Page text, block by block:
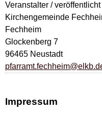
Veranstalter / veröffentlicht
Kirchengemeinde
Fechheim
Glockenberg 7
96465 Neustadt
Impressum